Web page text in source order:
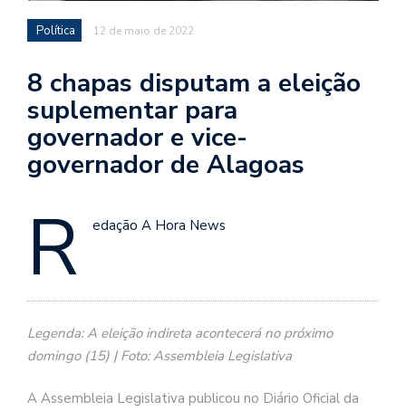
Política 12 de maio de 2022
8 chapas disputam a eleição
suplementar para
governador e vice-
governador de Alagoas
R edação A Hora News
Legenda: A eleição indireta acontecerá no próximo
domingo (15) | Foto: Assembleia Legislativa
A Assembleia Legislativa publicou no Diário Oficial da